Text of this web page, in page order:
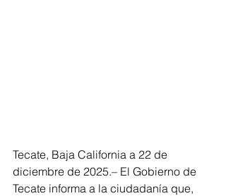
Tecate, Baja California a 22 de
diciembre de 2025.– El Gobierno de
Tecate informa a la ciudadanía que,